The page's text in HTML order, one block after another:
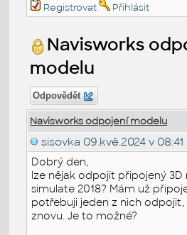
Registrovat
Přihlásit
Navisworks
modelu
Odpovědět
Navisworks odpojení modelu
sisovka 09.kvě.2024 v 08:41
Dobrý den,
lze nějak odpojit připojený
simulate 2018? Mám už
potřebuji jeden z nich
znovu. Je to možné?